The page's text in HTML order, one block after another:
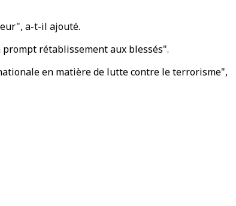
a-t-il ajouté.
rétablissement aux blessés".
en matière de lutte contre le terrorisme",